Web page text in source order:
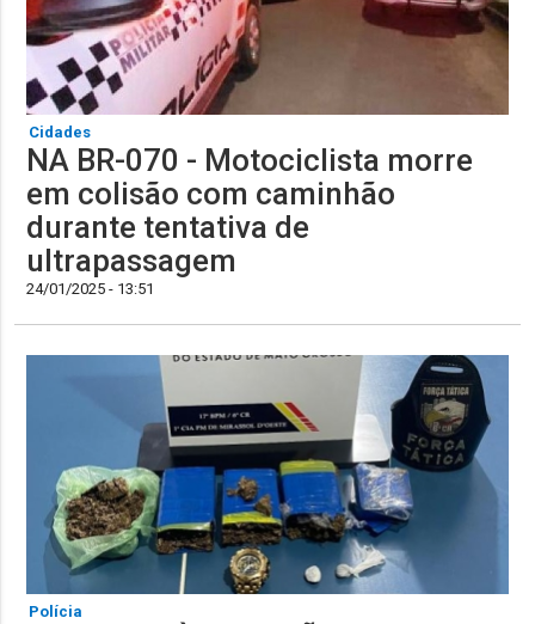
Cidades
NA BR-070 - Motociclista morre
em colisão com caminhão
durante tentativa de
ultrapassagem
24/01/2025 - 13:51
Polícia